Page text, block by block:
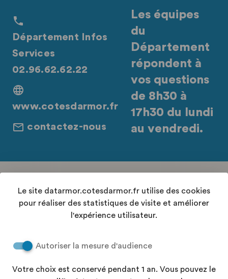
Département Infos
Services
02.96.62.62.22
www.cotesdarmor.fr
contactez-nous
Les équipes
du
Département
répondent à
vos questions
de 8h30 à
17h30 du lundi
au vendredi.
Conditions Générales d'Utilisation
Aide
Le site datarmor.cotesdarmor.fr utilise des cookies
pour réaliser des statistiques de visite et améliorer
l'expérience utilisateur.
Autoriser la mesure d'audience
Votre choix est conservé pendant 1 an. Vous pouvez le